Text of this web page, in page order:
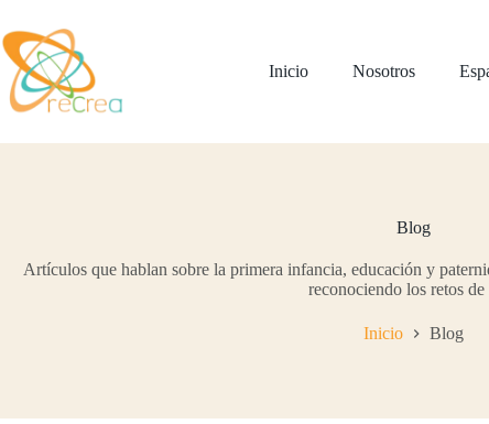
al
contenido
Inicio
Nosotros
Blog
Artículos que hablan sobre la primera infancia, educación y
reconociendo los retos de
Inicio Blog